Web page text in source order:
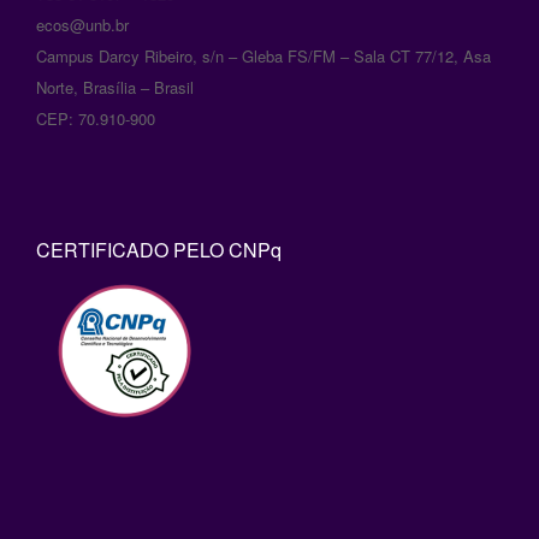
enak
ecos@unb.br
Campus Darcy Ribeiro, s/n – Gleba FS/FM – Sala CT 77/12, Asa
Norte, Brasília – Brasil
CEP: 70.910-900
CERTIFICADO PELO CNPq